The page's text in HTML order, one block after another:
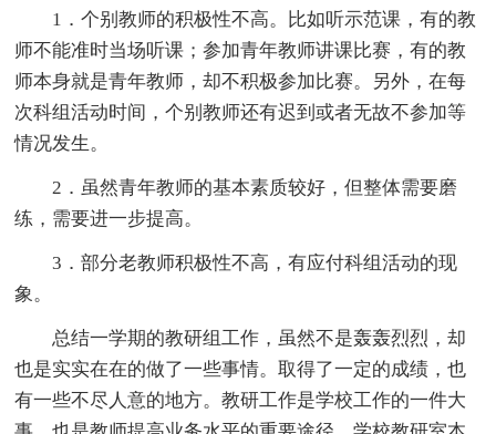
1．个别教师的积极性不高。比如听示范课，有的教
师不能准时当场听课；参加青年教师讲课比赛，有的教
师本身就是青年教师，却不积极参加比赛。另外，在每
次科组活动时间，个别教师还有迟到或者无故不参加等
情况发生。
2．虽然青年教师的基本素质较好，但整体需要磨
练，需要进一步提高。
3．部分老教师积极性不高，有应付科组活动的现
象。
总结一学期的教研组工作，虽然不是轰轰烈烈，却
也是实实在在的做了一些事情。取得了一定的成绩，也
有一些不尽人意的地方。教研工作是学校工作的一件大